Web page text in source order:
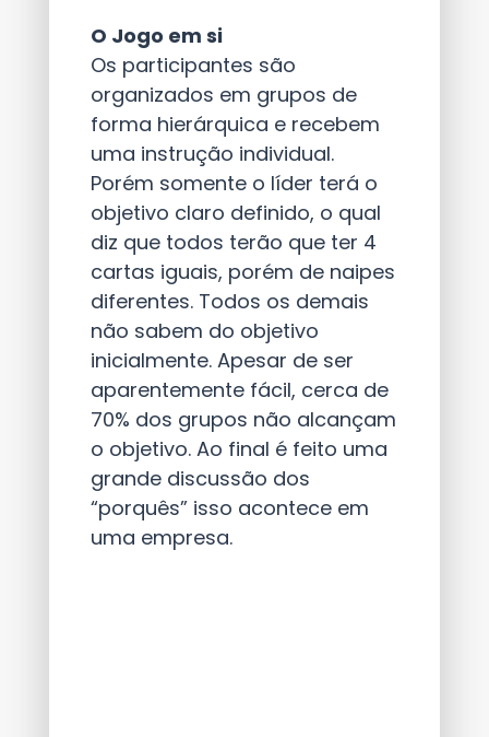
O Jogo em si
Os participantes são
organizados em grupos de
forma hierárquica e recebem
uma instrução individual.
Porém somente o líder terá o
objetivo claro definido, o qual
diz que todos terão que ter 4
cartas iguais, porém de naipes
diferentes. Todos os demais
não sabem do objetivo
inicialmente. Apesar de ser
aparentemente fácil, cerca de
70% dos grupos não alcançam
o objetivo. Ao final é feito uma
grande discussão dos
“porquês” isso acontece em
uma empresa.